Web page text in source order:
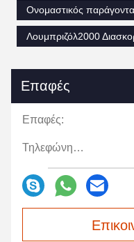
Ονομαστικός
Λουμπριζόλ2000
Επαφές
Επαφές:
Τηλεφώνημα: